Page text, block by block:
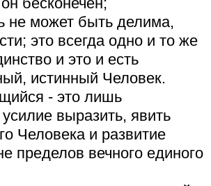
не может быть делима,
это всегда одно и то же
и это и есть
истинный Человек.
- это лишь
выразить, явить
Человека и развитие
пределов вечного единого